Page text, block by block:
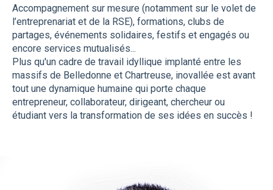
Accompagnement sur mesure (notamment sur le volet de
l’entreprenariat et de la RSE), formations, clubs de
partages, événements solidaires, festifs et engagés ou
encore services mutualisés...
Plus qu'un cadre de travail idyllique implanté entre les
massifs de Belledonne et Chartreuse, inovallée est avant
tout une dynamique humaine qui porte chaque
entrepreneur, collaborateur, dirigeant, chercheur ou
étudiant vers la transformation de ses idées en succès !